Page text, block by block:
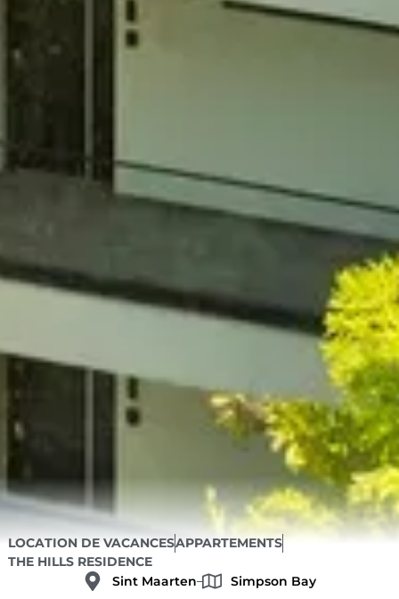
Sint Maarten Simpson Bay
LOCATION DE VACANCESAPPARTEMENTS
THE HILLS RESIDENCE